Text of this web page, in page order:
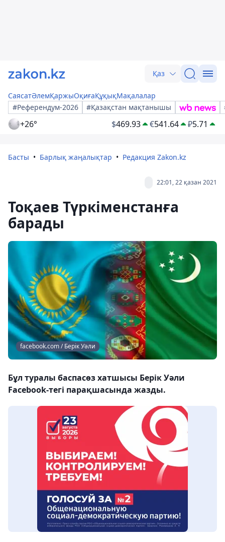
Қаз
СаясатӘлемҚаржыОқиғаҚұқықМақалалар
#Референдум-2026
#Қазақстан мақтанышы
+26° $469.93 €541.64 ₽5.71
Басты Барлық жаңалықтар Редакция Zakon.kz
22:01, 22 қазан 2021
Тоқаев Түркіменстанға
барады
facebook.com / Берік Уәли
Бұл туралы баспасөз хатшысы Берік Уәли
Facebook-тегі парақшасында жазды.